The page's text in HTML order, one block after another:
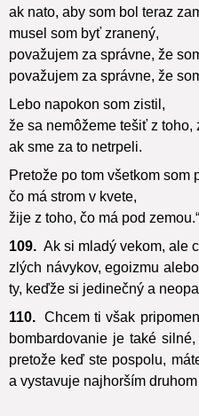
ak nato, aby som bol teraz
musel som byť zranený,
považujem za správne, že
považujem za správne, že
Lebo napokon som zistil,
že sa nemôžeme tešiť z toho,
ak sme za to netrpeli.
Pretože po tom všetkom som
čo má strom v kvete,
žije z toho, čo má pod zemou.“
109. Ak si mladý vekom, ale
zlých návykov, egoizmu
ty, keďže si jedinečný a
110.
Chcem ti však
bombardovanie je také
pretože keď ste pospolu,
a vystavuje najhorším